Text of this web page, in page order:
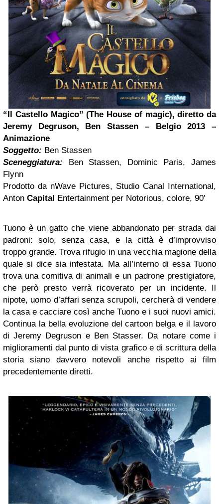
“Il Castello Magico” (The House of magic), diretto da
Jeremy Degruson, Ben Stassen – Belgio 2013 –
Animazione
Soggetto: Ben Stassen
Sceneggiatura:
Ben Stassen, Dominic Paris, James
Flynn
Prodotto da nWave Pictures, Studio Canal International,
Anton Capital Entertainment per Notorious, colore, 90′
Tuono è un gatto che viene abbandonato per strada dai
padroni: solo, senza casa, e la città è d’improvviso
troppo grande. Trova rifugio in una vecchia magione della
quale si dice sia infestata. Ma all’interno di essa Tuono
trova una comitiva di animali e un padrone prestigiatore,
che però presto verrà ricoverato per un incidente. Il
nipote, uomo d’affari senza scrupoli, cercherà di vendere
la casa e cacciare così anche Tuono e i suoi nuovi amici.
Continua la bella evoluzione del cartoon belga e il lavoro
di Jeremy Degruson e Ben Stasser. Da notare come i
miglioramenti dal punto di vista grafico e di scrittura della
storia siano davvero notevoli anche rispetto ai film
precedentemente diretti.